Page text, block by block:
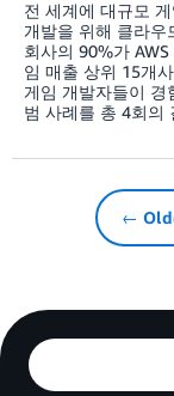
전 세계에 대규모
개발을 위해 클라우
회사의 90%가
임 매출 상위 15개
게임 개발자들이 경
범 사례를 총 4회
←